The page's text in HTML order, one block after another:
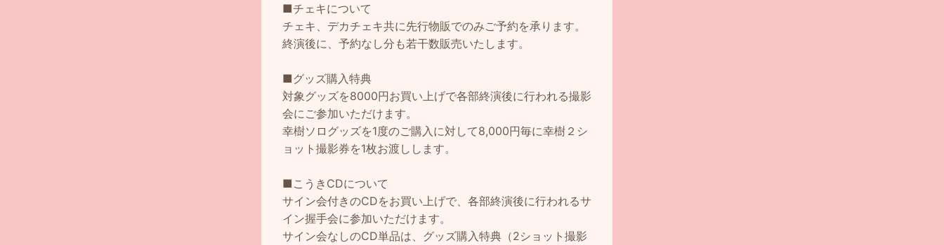
■チェキについて
チェキ、デカチェキ共に先行物販でのみご予約を承ります。
終演後に、予約なし分も若干数販売いたします。
■グッズ購入特典
対象グッズを8000円お買い上げで各部終演後に行われる撮影
会にご参加いただけます。
幸樹ソログッズを1度のご購入に対して8,000円毎に幸樹２シ
ョット撮影券を1枚お渡しします。
■こうきCDについて
サイン会付きのCDをお買い上げで、各部終演後に行われるサ
イン握手会に参加いただけます。
サイン会なしのCD単品は、グッズ購入特典（2ショット撮影